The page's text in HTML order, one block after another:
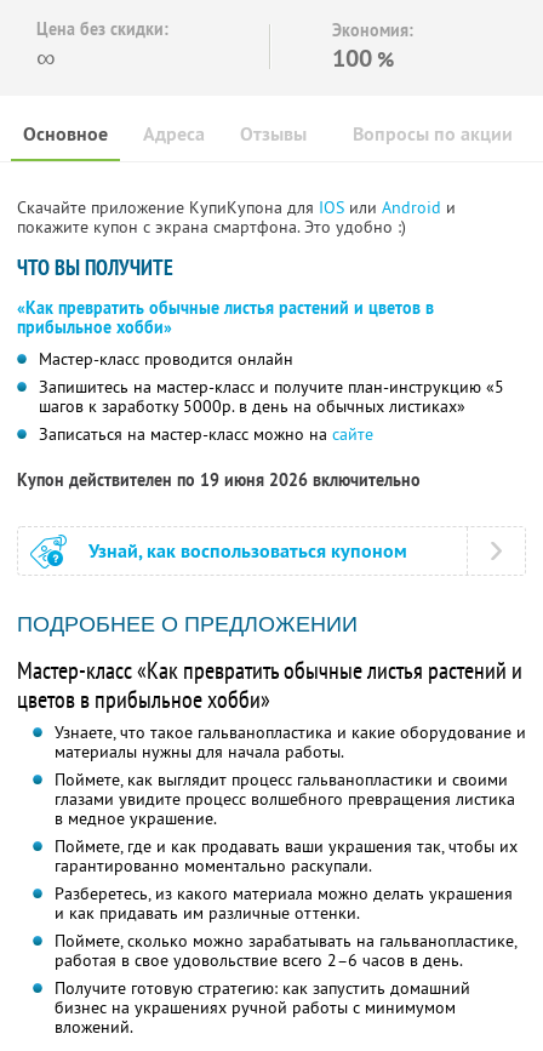
Цена без скидки:
∞
Экономия:
100 %
Основное Отзывы Вопросы по акции
Адреса
Скачайте приложение КупиКупона для IOS или Android и
покажите купон с экрана смартфона. Это удобно :)
ЧТО ВЫ ПОЛУЧИТЕ
«Как превратить обычные листья растений и цветов в
прибыльное хобби»
Мастер-класс проводится онлайн
Запишитесь на мастер-класс и получите план-инструкцию «5
шагов к заработку 5000р. в день на обычных листиках»
Записаться на мастер-класс можно на сайте
Купон действителен по 19 июня 2026 включительно
Узнай, как воспользоваться купоном
ПОДРОБНЕЕ О ПРЕДЛОЖЕНИИ
Мастер-класс «Как превратить обычные листья растений и
цветов в прибыльное хобби»
Узнаете, что такое гальванопластика и какие оборудование и
материалы нужны для начала работы.
Поймете, как выглядит процесс гальванопластики и своими
глазами увидите процесс волшебного превращения листика
в медное украшение.
Поймете, где и как продавать ваши украшения так, чтобы их
гарантированно моментально раскупали.
Разберетесь, из какого материала можно делать украшения
и как придавать им различные оттенки.
Поймете, сколько можно зарабатывать на гальванопластике,
работая в свое удовольствие всего 2–6 часов в день.
Получите готовую стратегию: как запустить домашний
бизнес на украшениях ручной работы с минимумом
вложений.